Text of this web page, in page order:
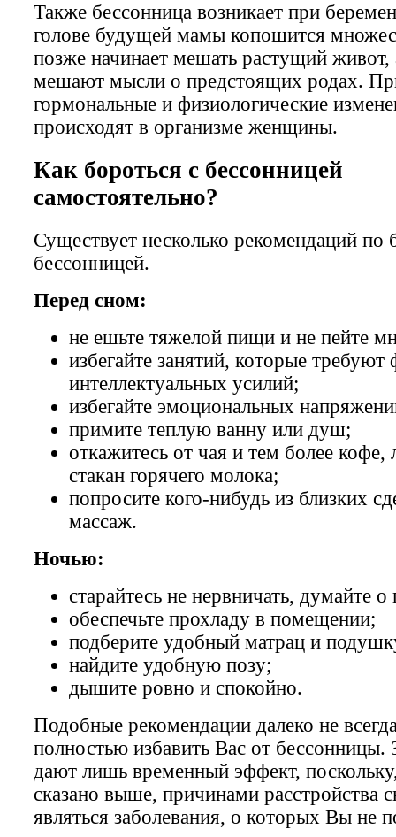
Также бессонница возникает при
голове будущей мамы копошится
позже начинает мешать растущий живот,
мешают мысли о предстоящих родах.
гормональные и физиологические
происходят в организме женщины.
Как бороться с бессонницей
самостоятельно?
Существует несколько рекомендаций по
бессонницей.
Перед сном:
не ешьте тяжелой пищи и не пейте
избегайте занятий, которые требуют
интеллектуальных усилий;
избегайте эмоциональных
примите теплую ванну или душ;
откажитесь от чая и тем более
стакан горячего молока;
попросите кого-нибудь из близких
массаж.
Ночью:
старайтесь не нервничать, думайте
обеспечьте прохладу в помещении;
подберите удобный матрац и
найдите удобную позу;
дышите ровно и спокойно.
Подобные рекомендации далеко не
полностью избавить Вас от бессонницы.
дают лишь временный эффект,
сказано выше, причинами расстройства
являться заболевания, о которых Вы не